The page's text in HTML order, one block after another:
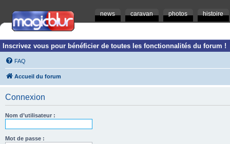
news caravan photos histoire
Inscrivez vous pour bénéficier de toutes les fonctionnalités du forum !
FAQ
Accueil du forum
Connexion
Nom d’utilisateur :
Mot de passe :